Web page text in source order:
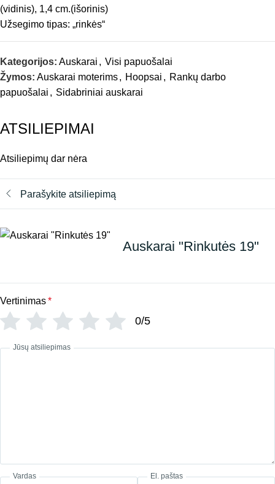
(vidinis), 1,4 cm.(išorinis)
Užsegimo tipas: „rinkės“
Kategorijos: Auskarai , Visi papuošalai
Žymos: Auskarai moterims, Hoopsai , Rankų darbo
papuošalai , Sidabriniai auskarai
ATSILIEPIMAI
Atsiliepimų dar nėra
Parašykite atsiliepimą
Auskarai "Rinkutės 19"
Vertinimas*
0/5
Jūsų atsiliepimas
Vardas El. paštas